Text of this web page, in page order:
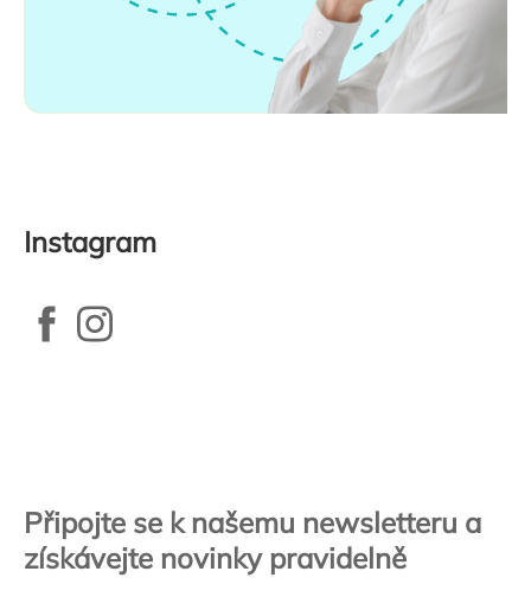
Instagram
Připojte se k našemu newsletteru a
získávejte novinky pravidelně